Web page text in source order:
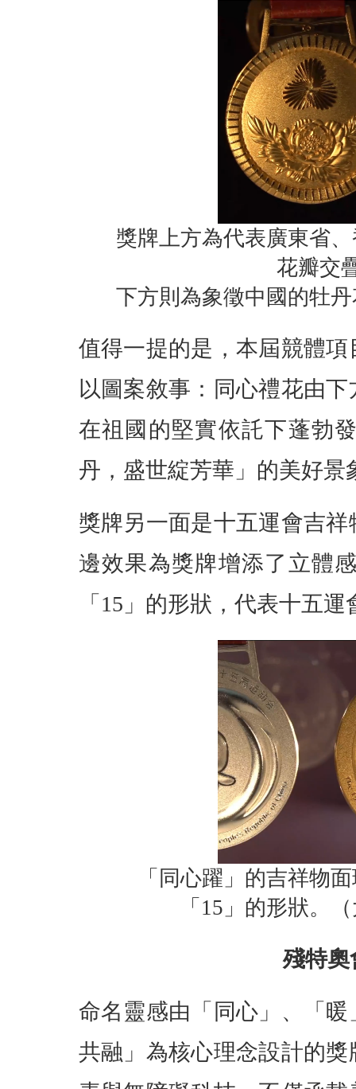
獎牌上方為代表廣東省
花瓣交
下方則為象徵中國的牡
值得一提的是，本屆競體
以圖案敘事：同心禮花由
在祖國的堅實依託下蓬勃
丹，盛世綻芳華」的美好景
獎牌另一面是十五運會吉
邊效果為獎牌增添了立體
「15」的形狀，代表十五
「同心躍」的吉祥物
「15」的形狀。
殘特奧
命名靈感由「同心」、「
共融」為核心理念設計的